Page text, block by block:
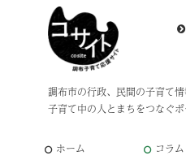
調布市の行政、民間の子育て情
子育て中の人とまちをつなぐ
ホーム コラム